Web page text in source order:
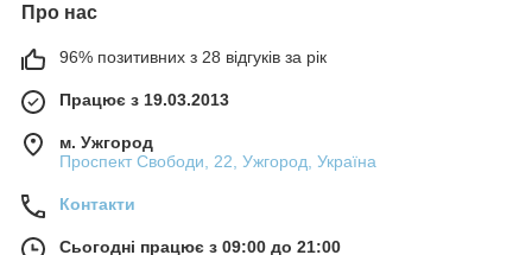
Про нас
96% позитивних з 28 відгуків за рік
Працює з 19.03.2013
м. Ужгород
Проспект Свободи, 22, Ужгород, Україна
Контакти
Сьогодні працює з 09:00 до 21:00